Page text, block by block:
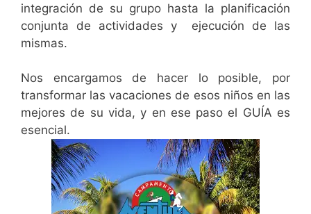
integración de su grupo hasta la planificación
conjunta de actividades y ejecución de las
mismas.
Nos encargamos de hacer lo posible, por
transformar las vacaciones de esos niños en las
mejores de su vida, y en ese paso el GUÍA es
esencial.